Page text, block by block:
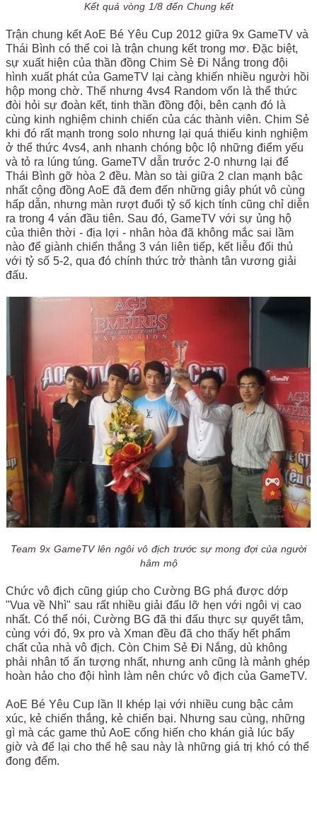
Kết quả vòng 1/8 đến Chung kết
Trận chung kết AoE Bé Yêu Cup 2012 giữa 9x GameTV và
Thái Bình có thể coi là trận chung kết trong mơ. Đặc biệt,
sự xuất hiện của thần đồng Chim Sẻ Đi Nắng trong đội
hình xuất phát của GameTV lại càng khiến nhiều người hồi
hộp mong chờ. Thế nhưng 4vs4 Random vốn là thể thức
đòi hỏi sự đoàn kết, tinh thần đồng đội, bên cạnh đó là
cùng kinh nghiệm chinh chiến của các thành viên. Chim Sẻ
khi đó rất mạnh trong solo nhưng lại quá thiếu kinh nghiệm
ở thể thức 4vs4, anh nhanh chóng bộc lộ những điểm yếu
và tỏ ra lúng túng. GameTV dẫn trước 2-0 nhưng lại để
Thái Bình gỡ hòa 2 đều. Màn so tài giữa 2 clan mạnh bậc
nhất cộng đồng AoE đã đem đến những giây phút vô cùng
hấp dẫn, nhưng màn rượt đuổi tỷ số kịch tính cũng chỉ diễn
ra trong 4 ván đầu tiên. Sau đó, GameTV với sự ủng hộ
của thiên thời - địa lợi - nhân hòa đã không mắc sai lầm
nào để giành chiến thắng 3 ván liên tiếp, kết liễu đối thủ
với tỷ số 5-2, qua đó chính thức trở thành tân vương giải
đấu.
Team 9x GameTV lên ngôi vô địch trước sự mong đợi của người
hâm mộ
Chức vô địch cũng giúp cho Cường BG phá được dớp
"Vua về Nhì" sau rất nhiều giải đấu lỡ hẹn với ngôi vị cao
nhất. Có thể nói, Cường BG đã thi đấu thực sự quyết tâm,
cùng với đó, 9x pro và Xman đều đã cho thấy hết phẩm
chất của nhà vô địch. Còn Chim Sẻ Đi Nắng, dù không
phải nhân tố ấn tượng nhất, nhưng anh cũng là mảnh ghép
hoàn hảo cho đội hình làm nên chức vô địch của GameTV.
AoE Bé Yêu Cup lần II khép lại với nhiều cung bậc cảm
xúc, kẻ chiến thắng, kẻ chiến bại. Nhưng sau cùng, những
gì mà các game thủ AoE cống hiến cho khán giả lúc bấy
giờ và để lại cho thế hệ sau này là những giá trị khó có thể
đong đếm.